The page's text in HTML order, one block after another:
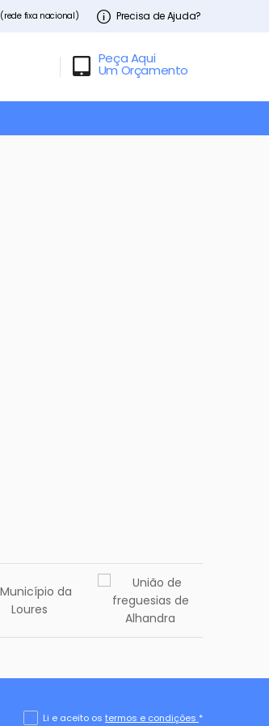
(rede fixa nacional) Precisa de Ajuda?
Peça Aqui
Um Orçamento
Li e aceito os termos e condições *